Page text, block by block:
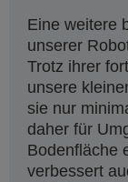
Eine weitere
unserer
Trotz ihrer
unsere
sie nur
daher für
Bodenfläche
verbessert